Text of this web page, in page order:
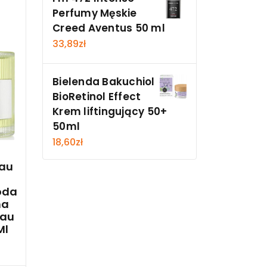
Perfumy Męskie
Creed Aventus 50 ml
33,89zł
Bielenda Bakuchiol
BioRetinol Effect
Krem liftingujący 50+
50ml
18,60zł